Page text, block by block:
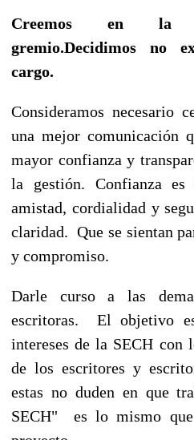
Creemos en la
gremio.Decidimos no
cargo.
Consideramos necesario
una mejor comunicación
mayor confianza y
la gestión. Confianza es
amistad, cordialidad y
claridad. Que se sientan
y compromiso.
Darle curso a las
escritoras. El objetivo
intereses de la SECH con
de los escritores y
estas no duden en que
SECH" es lo mismo